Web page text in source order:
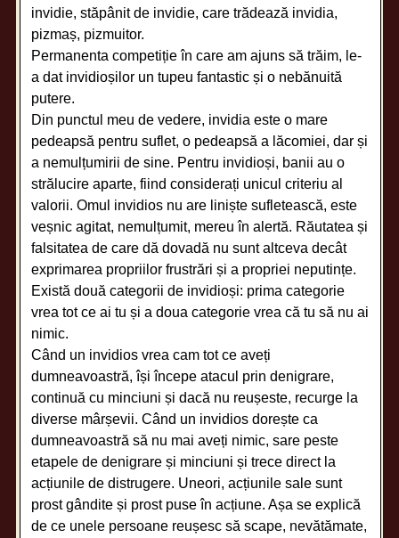
invidie, stăpânit de invidie, care trădează invidia,
pizmaș, pizmuitor.
Permanenta competiție în care am ajuns să trăim, le-
a dat invidioșilor un tupeu fantastic și o nebănuită
putere.
Din punctul meu de vedere, invidia este o mare
pedeapsă pentru suflet, o pedeapsă a lăcomiei, dar și
a nemulțumirii de sine. Pentru invidioși, banii au o
strălucire aparte, fiind considerați unicul criteriu al
valorii. Omul invidios nu are liniște sufletească, este
veșnic agitat, nemulțumit, mereu în alertă. Răutatea și
falsitatea de care dă dovadă nu sunt altceva decât
exprimarea propriilor frustrări și a propriei neputințe.
Există două categorii de invidioși: prima categorie
vrea tot ce ai tu și a doua categorie vrea că tu să nu ai
nimic.
Când un invidios vrea cam tot ce aveți
dumneavoastră, își începe atacul prin denigrare,
continuă cu minciuni și dacă nu reușeste, recurge la
diverse mârșevii. Când un invidios dorește ca
dumneavoastră să nu mai aveți nimic, sare peste
etapele de denigrare și minciuni și trece direct la
acțiunile de distrugere. Uneori, acțiunile sale sunt
prost gândite și prost puse în acțiune. Așa se explică
de ce unele persoane reușesc să scape, nevătămate,